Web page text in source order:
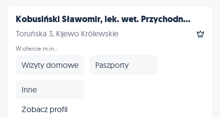
Kobusiński Sławomir, lek. wet. Przychodn...
Toruńska 3, Kijewo Królewskie
W ofercie m.in.:
Wizyty domowe Paszporty
Inne
Zobacz profil